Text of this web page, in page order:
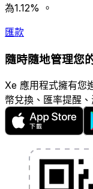
為1.12% 。
匯款
隨時隨地管理您
Xe 應用程式擁有您
幣兌換、匯率提醒